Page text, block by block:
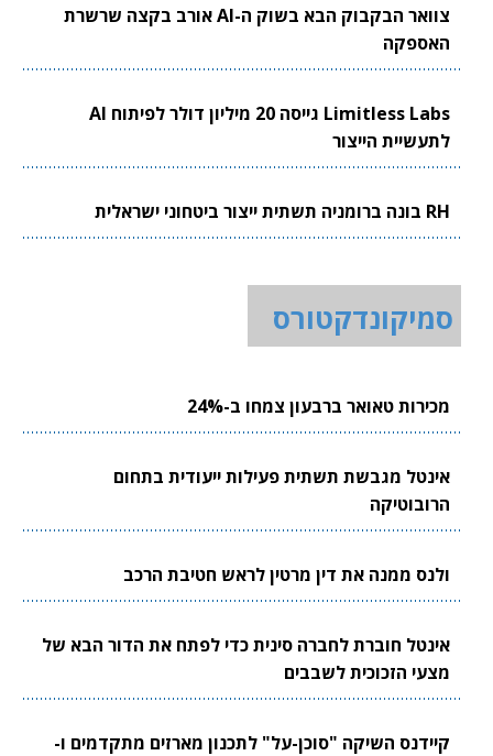
צוואר הבקבוק הבא בשוק ה-AI אורב בקצה שרשרת
האספקה
Limitless Labs גייסה 20 מיליון דולר לפיתוח AI
לתעשיית הייצור
RH בונה ברומניה תשתית ייצור ביטחוני ישראלית
סמיקונדקטורס
מכירות טאואר ברבעון צמחו ב-24%
אינטל מגבשת תשתית פעילות ייעודית בתחום
הרובוטיקה
ולנס ממנה את דין מרטין לראש חטיבת הרכב
אינטל חוברת לחברה סינית כדי לפתח את הדור הבא של
מצעי הזכוכית לשבבים
קיידנס השיקה "סוכן-על" לתכנון מארזים מתקדמים ו-